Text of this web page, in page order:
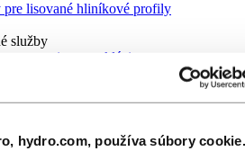
hydro.com, používa súbory cookie.
pre lisované hliníkové profily
služby
a recyklácia
vaše požiadavky na kvalitu
v oblasti hliníka